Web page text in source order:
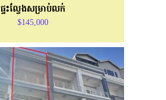
ផ្ទះល្វែងសម្រាប់លក់
$145,000